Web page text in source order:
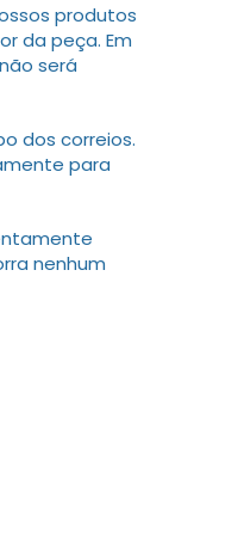
produtos
da peça. Em
será
dos correios.
para
nenhum